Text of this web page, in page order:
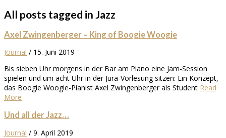
All posts tagged in Jazz
Axel Zwingenberger – King of Boogie Woogie
Journal / 15. Juni 2019
Bis sieben Uhr morgens in der Bar am Piano eine Jam-Session
spielen und um acht Uhr in der Jura-Vorlesung sitzen: Ein Konzept,
das Boogie Woogie-Pianist Axel Zwingenberger als Student Read
More
Und all der Jazz…
Journal / 9. April 2019